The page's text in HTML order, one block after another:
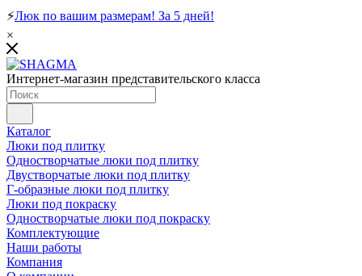
⚡Люк по вашим размерам! За 5 дней!
×
Интернет-магазин представительского класса
Каталог
Люки под плитку
Одностворчатые люки под плитку
Двустворчатые люки под плитку
Г-образные люки под плитку
Люки под покраску
Одностворчатые люки под покраску
Комплектующие
Наши работы
Компания